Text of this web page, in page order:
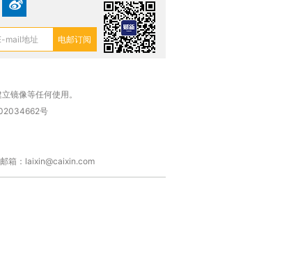
镜像等任何使用。
号
箱：laixin@caixin.com